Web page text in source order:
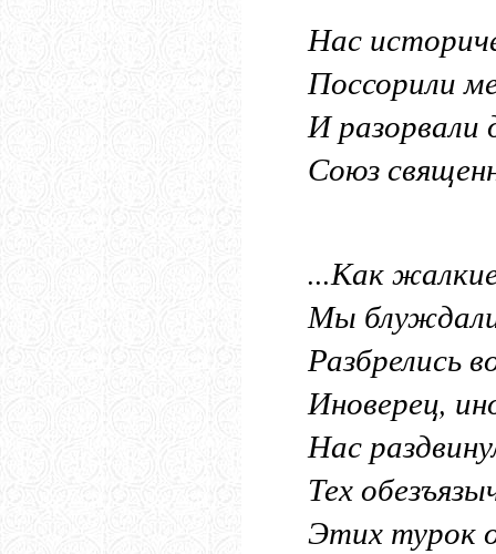
Нас
Поссорили
И разорвали
Союз
...Как
Мы
Разбрелись
Иноверец,
Нас
Тех
Этих турок